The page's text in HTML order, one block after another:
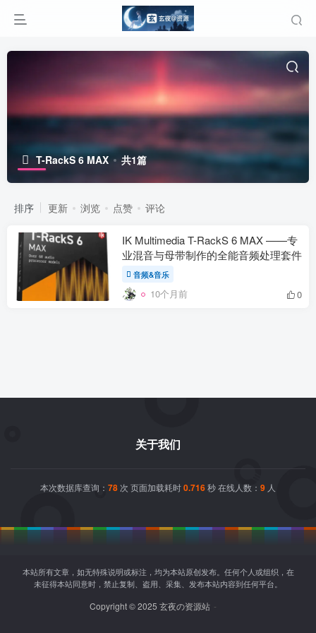
T-RackS 6 MAX 共1篇
排序 更新 浏览 点赞 评论
IK Multimedia T-RackS 6 MAX ——专
业混音与母带制作的全能音频处理套件
音频&音乐
10个月前 0
关于我们
本次数据库查询： 78 次 页面加载耗时0.716秒 在线人数： 9 人
本站所有文章，如无特殊说明或标注，均为本站原创发布。任何个人或组织，在
未征得本站同意时，禁止复制、盗用、采集、发布本站内容到任何平台。
Copyright © 2025 玄夜の资源站 -